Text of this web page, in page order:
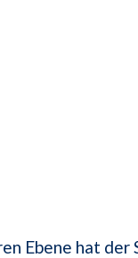
Ebene hat